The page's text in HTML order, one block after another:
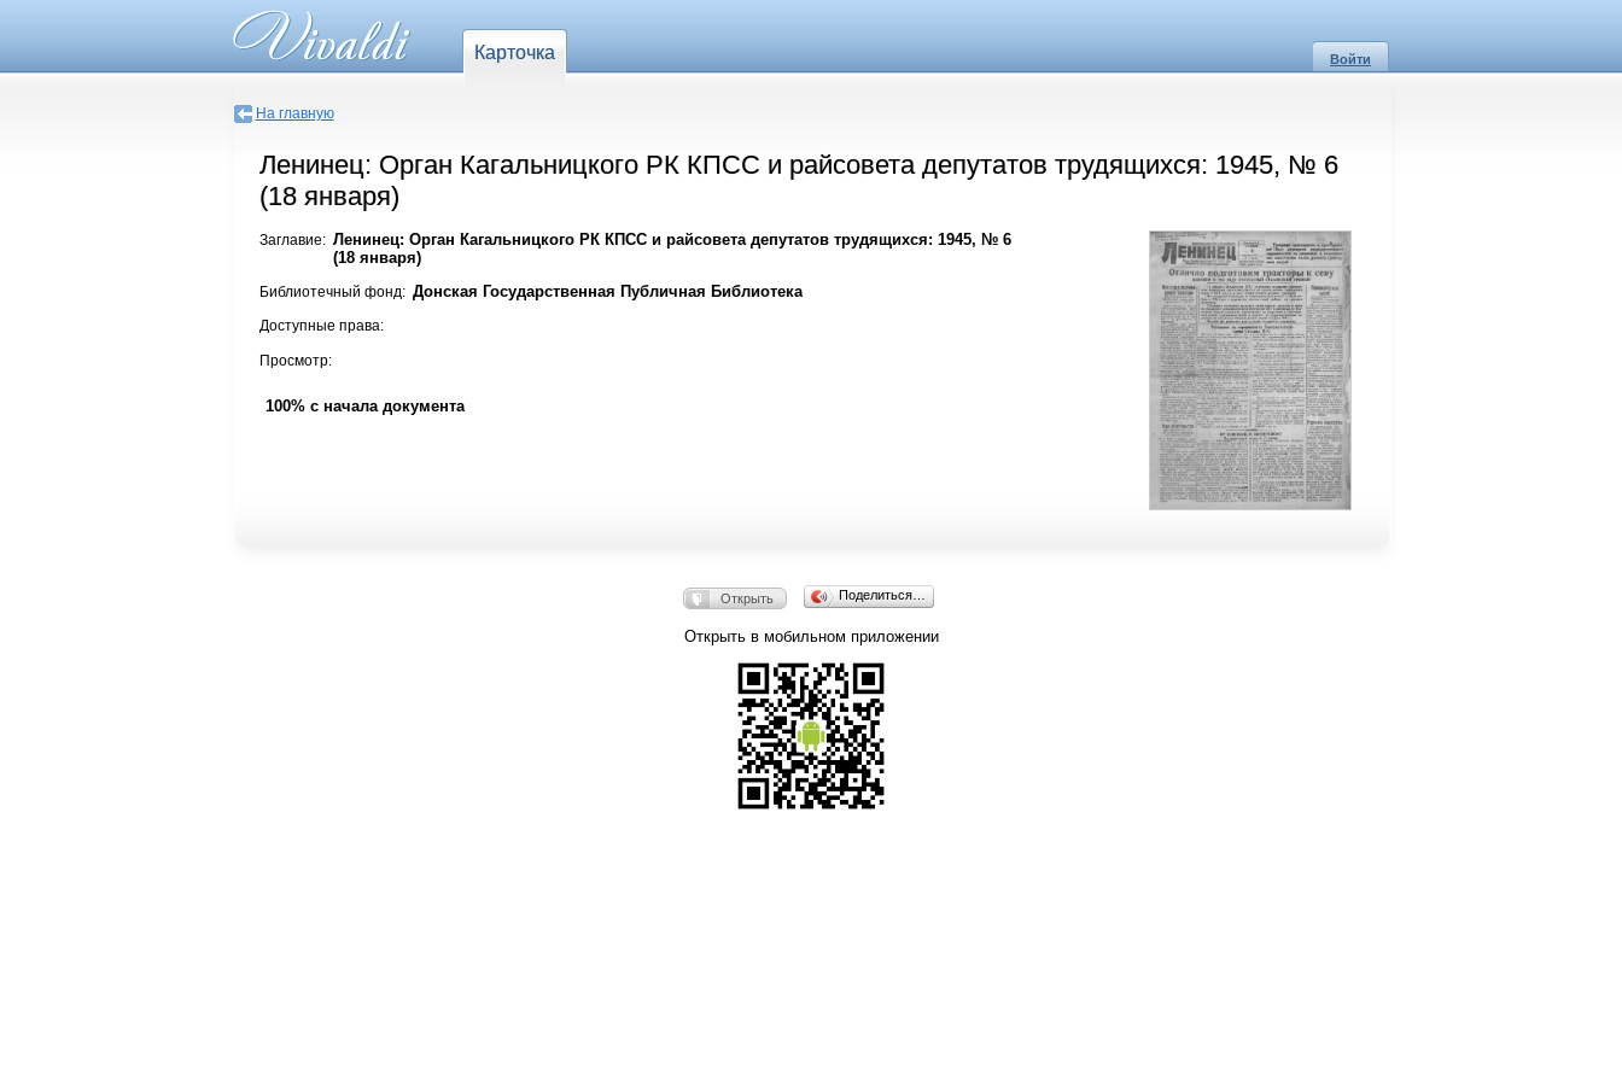
Карточка Войти
На главную
Ленинец: Орган Кагальницкого РК КПСС и райсовета депутатов трудящихся: 1945, № 6
(18 января)
Заглавие: Ленинец: Орган Кагальницкого РК КПСС и райсовета депутатов трудящихся: 1945, № 6
(18 января)
Библиотечный фонд: Донская Государственная Публичная Библиотека
Доступные права:
Просмотр:
100% с начала документа
Открыть Поделиться…
Открыть в мобильном приложении